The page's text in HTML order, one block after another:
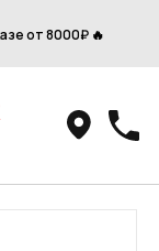
от 8000₽ 🔥